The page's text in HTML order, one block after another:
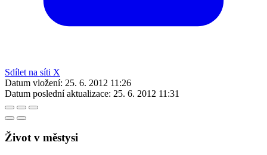
Sdílet na síti X
Datum vložení: 25. 6. 2012 11:26
Datum poslední aktualizace: 25. 6. 2012 11:31
Život v městysi